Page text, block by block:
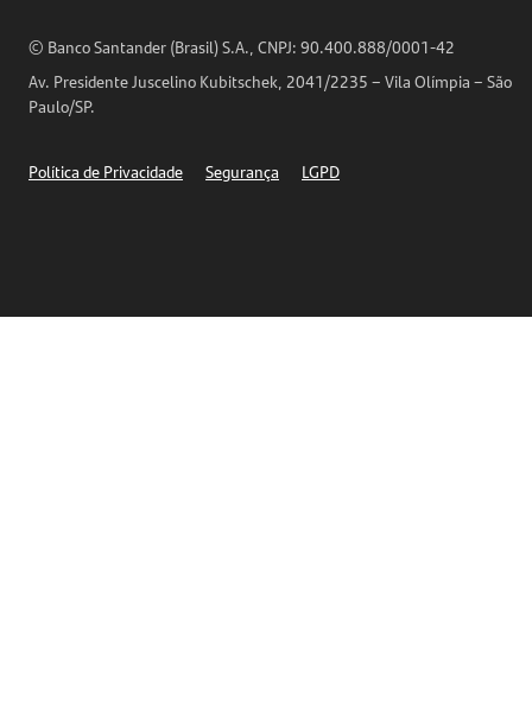
Horários de Atendimento
Telefones
© Banco Santander (Brasil) S.A., CNPJ: 90.400.888/0001-42
Av. Presidente Juscelino Kubitschek, 2041/2235 – Vila Olímpia – São
Paulo/SP.
Política de Privacidade Segurança LGPD